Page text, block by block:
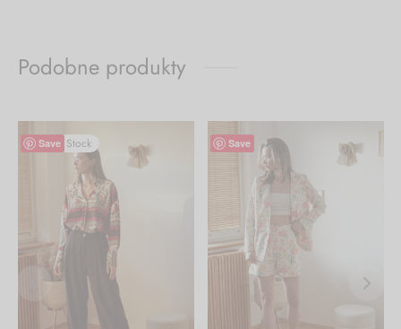
Podobne produkty
Save
Out of Stock Save
-41%